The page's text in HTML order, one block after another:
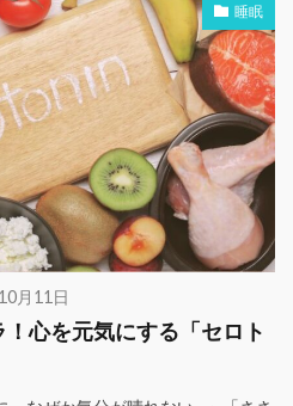
睡眠
月11日
心を元気にする「セロト